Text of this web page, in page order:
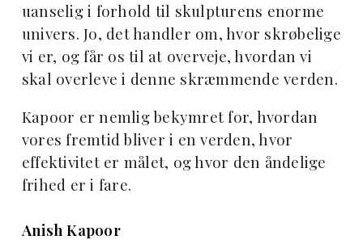
uanselig i forhold til skulpturens enorme
univers. Jo, det handler om, hvor skrøbelige
vi er, og får os til at overveje, hvordan vi
skal overleve i denne skræmmende verden.
Kapoor er nemlig bekymret for, hvordan
vores fremtid bliver i en verden, hvor
effektivitet er målet, og hvor den åndelige
frihed er i fare.
Anish Kapoor